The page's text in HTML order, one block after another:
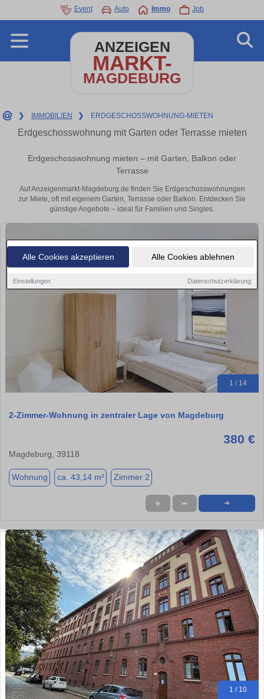
Alle Cookies akzeptieren Alle Cookies ablehnen
Einstellungen Datenschutzerklärung
Event Auto Immo Job
ANZEIGEN
MARKT-
MAGDEBURG
❯ IMMOBILIEN ❯ ERDGESCHOSSWOHNUNG-MIETEN
Erdgeschosswohnung mit Garten oder Terrasse mieten
Erdgeschosswohnung mieten – mit Garten, Balkon oder
Terrasse
Auf Anzeigenmarkt-Magdeburg.de finden Sie Erdgeschosswohnungen
zur Miete, oft mit eigenem Garten, Terrasse oder Balkon. Entdecken Sie
günstige Angebote – ideal für Familien und Singles.
1 / 14
2-Zimmer-Wohnung in zentraler Lage von Magdeburg
380 €
Magdeburg, 39118
Wohnung ca. 43,14 m² Zimmer 2
★ ➦ ➜
1 / 10